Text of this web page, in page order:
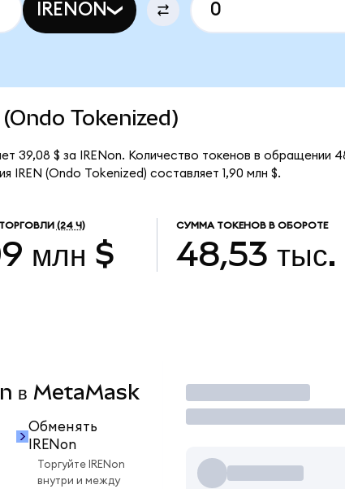
IRENON
(Ondo Tokenized)
39,08 $ за IRENon. Количество токенов в обращении
IREN (Ondo Tokenized) составляет 1,90 млн $.
(24 Ч)
млн $
СУММА ТОКЕНОВ В ОБОРОТЕ
48,53 тыс.
в MetaMask
Обменять
IRENon
Торгуйте IRENon
внутри и между
Торговать